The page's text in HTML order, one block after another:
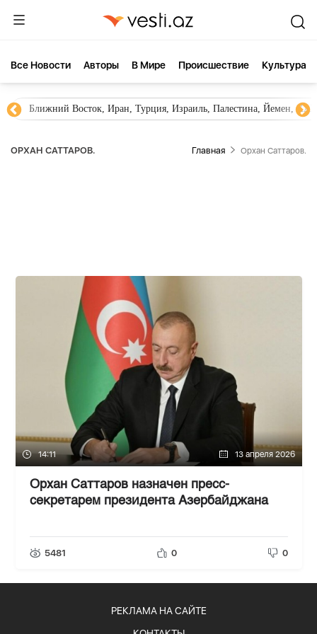
Все Новости Aвторы В Мире Происшествие Культура
Ближний Восток, Иран, Турция, Израиль, Палестина, Йемен,
ОРХАН САТТАРОВ. Главная Орхан Саттаров.
14:11 13 апреля 2026
Орхан Саттаров назначен пресс-
секретарем президента Азербайджана
5481 0 0
РЕКЛАМА НА САЙТЕ